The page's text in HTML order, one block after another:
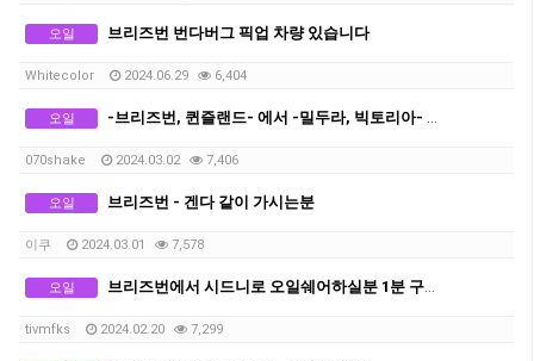
오일 브리즈번 번다버그 픽업 차량 있습니다
Whitecolor 2024.06.29 6,404
오일 -브리즈번, 퀸즐랜드- 에서 -밀두라, 빅토리아- 도착 오일 쉐어 구합니다
070shake 2024.03.02 7,406
오일 브리즈번 - 겐다 같이 가시는분
이쿠 2024.03.01 7,578
오일 브리즈번에서 시드니로 오일쉐어하실분 1분 구합니다
tivmfks 2024.02.20 7,299